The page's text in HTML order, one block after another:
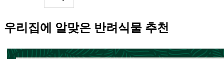
우리집에 알맞은 반려식물 추천